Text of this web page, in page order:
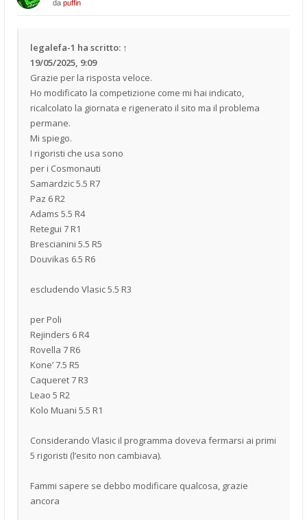
da puffin
legalefa-1 ha scritto: ↑
19/05/2025, 9:09
Grazie per la risposta veloce.
Ho modificato la competizione come mi hai indicato,
ricalcolato la giornata e rigenerato il sito ma il problema
permane.
Mi spiego.
I rigoristi che usa sono
per i Cosmonauti
Samardzic 5.5 R7
Paz 6 R2
Adams 5.5 R4
Retegui 7 R1
Brescianini 5.5 R5
Douvikas 6.5 R6
escludendo Vlasic 5.5 R3
per Poli
Rejinders 6 R4
Rovella 7 R6
Kone’ 7.5 R5
Caqueret 7 R3
Leao 5 R2
Kolo Muani 5.5 R1
Considerando Vlasic il programma doveva fermarsi ai primi
5 rigoristi (l’esito non cambiava).
Fammi sapere se debbo modificare qualcosa, grazie
ancora